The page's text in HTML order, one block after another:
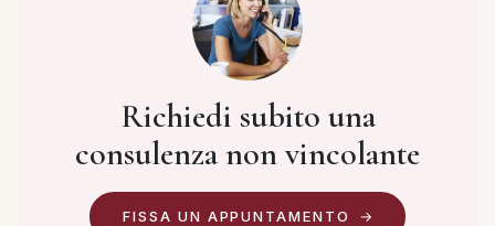
Richiedi subito una
consulenza non vincolante
FISSA UN APPUNTAMENTO